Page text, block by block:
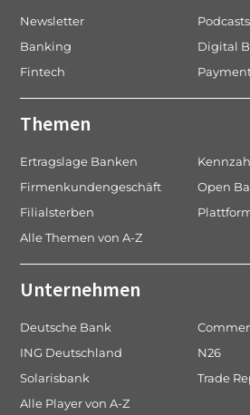
Newsletter
Podcasts
Banking
Digital
Fintech
Themen
Ertragslage Banken
Firmenkundengeschäft
Open
Filialsterben
Alle Themen von A-Z
Unternehmen
Deutsche Bank
ING Deutschland
N26
Solarisbank
Trade
Alle Player von A-Z